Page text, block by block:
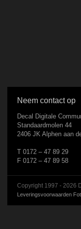
Neem contact op
Decal Digitale
Standaardmolen 44
2406 JK Alphen aan
T 0172 – 47 89 29
F 0172 – 47 89 58
Copyright 1997 - 2026
Leveringsvoorwaarden